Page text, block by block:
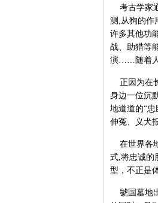
考古学家
测,从狗的作
许多其他功
战、助猎等
演……随着人
正因为在
身边一位沉
地道道的“
伸冤、义犬
在世界各
式,将忠诚的
型，不正是
虢国墓地